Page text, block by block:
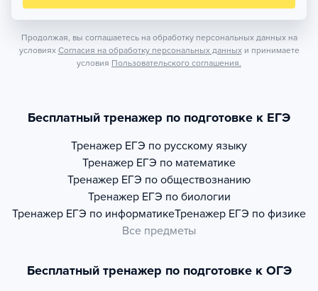
Продолжая, вы соглашаетесь на обработку персональных данных на
условиях Согласия на обработку персональных данных и принимаете
условия Пользовательского соглашения.
Бесплатный тренажер по подготовке к ЕГЭ
Тренажер ЕГЭ по русскому языку
Тренажер ЕГЭ по математике
Тренажер ЕГЭ по обществознанию
Тренажер ЕГЭ по биологии
Тренажер ЕГЭ по информатикеТренажер ЕГЭ по физике
Все предметы
Бесплатный тренажер по подготовке к ОГЭ